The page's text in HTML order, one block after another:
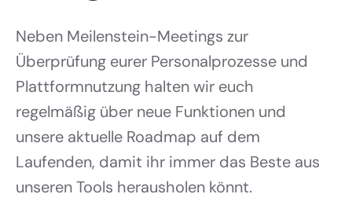
Neben Meilenstein-Meetings zur
Überprüfung eurer Personalprozesse und
Plattformnutzung halten wir euch
regelmäßig über neue Funktionen und
unsere aktuelle Roadmap auf dem
Laufenden, damit ihr immer das Beste aus
unseren Tools herausholen könnt.